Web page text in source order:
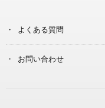
よくある質問
お問い合わせ